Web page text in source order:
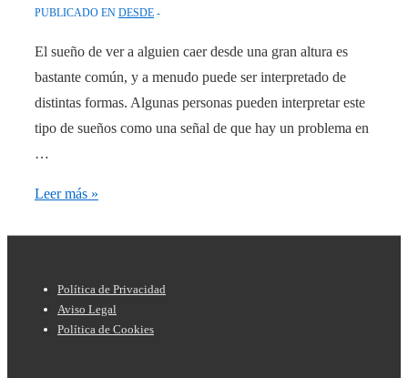
de
actualización
en
5
PUBLICADO EN DESDE
El sueño de ver a alguien caer desde una gran altura es
bastante común, y a menudo puede ser interpretado de
distintas formas. Algunas personas pueden interpretar este
tipo de sueños como una señal de que hay un problema en
…
¿Qué
alguien
cayendo
Leer más »
Menú
del
pie
Política de Privacidad
Aviso Legal
Política de Cookies